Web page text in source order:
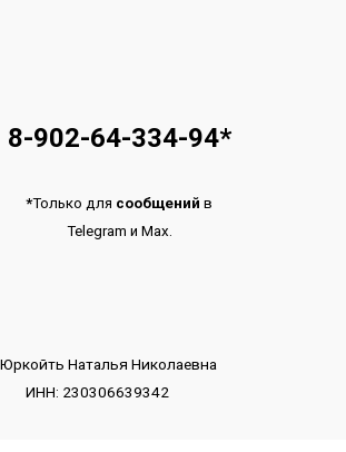
8-902-64-334-94*
*Только для сообщений в
Telegram и Max.
Наталья Николаевна
ИНН: 230306639342